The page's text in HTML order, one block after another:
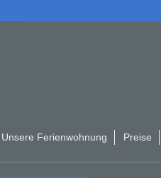
Unsere Ferienwohnung Preise